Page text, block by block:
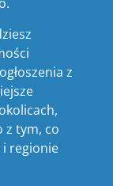
z
z tym, co
i regionie